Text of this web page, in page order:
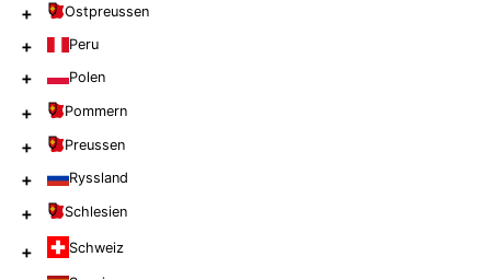
+ Ostpreussen
+ Peru
+ Polen
+ Pommern
+ Preussen
+ Ryssland
+ Schlesien
+ Schweiz